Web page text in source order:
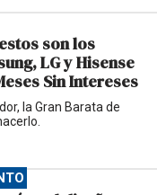
son los
LG y Hisense
Sin Intereses
la Gran Barata de